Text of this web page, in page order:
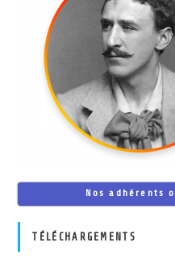
Nos adhérents
TÉLÉCHARGEMENTS